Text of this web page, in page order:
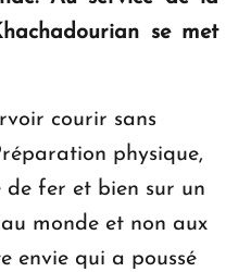
se met
courir sans
physique,
fer et bien sur un
monde et non aux
envie qui a poussé